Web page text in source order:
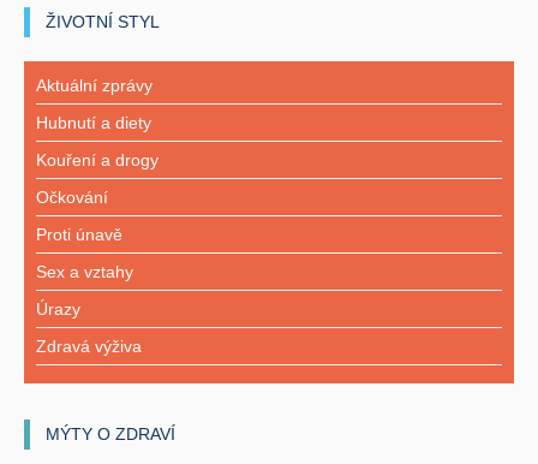
ŽIVOTNÍ STYL
Aktuální zprávy
Hubnutí a diety
Kouření a drogy
Očkování
Proti únavě
Sex a vztahy
Úrazy
Zdravá výživa
MÝTY O ZDRAVÍ